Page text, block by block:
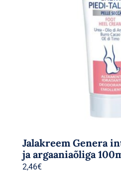
Jalakreem Genera
ja argaaniaõliga
2,46€